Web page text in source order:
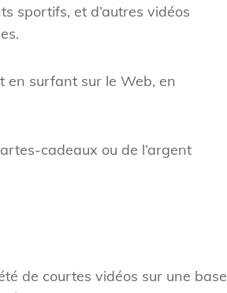
sportifs, et d’autres vidéos
en surfant sur le Web, en
cadeaux ou de l’argent
de courtes vidéos sur une base